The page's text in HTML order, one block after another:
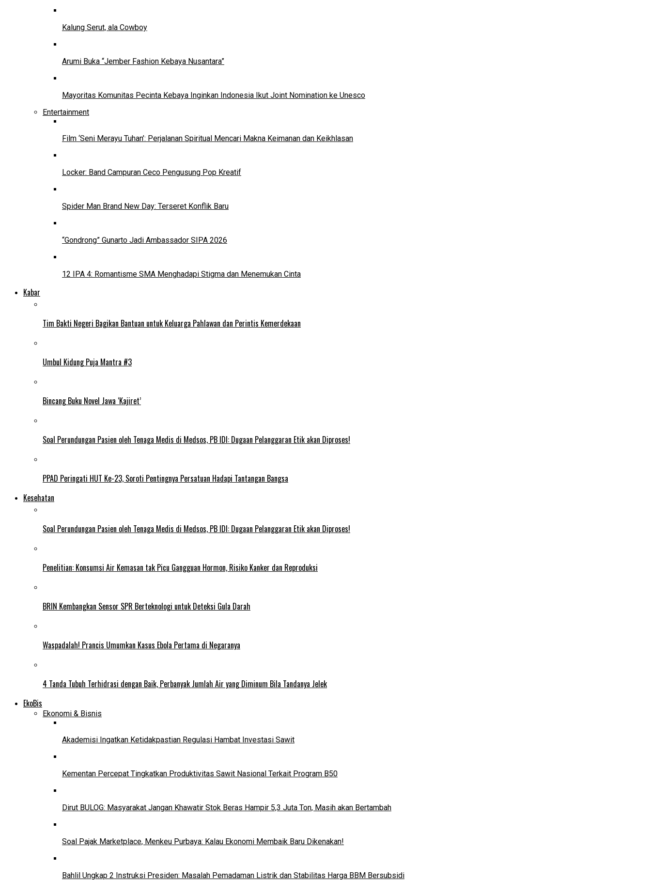
Kalung Serut, ala Cowboy
Arumi Buka “Jember Fashion Kebaya Nusantara”
Mayoritas Komunitas Pecinta Kebaya Inginkan Indonesia Ikut Joint Nomination ke Unesco
Entertainment
Film ‘Seni Merayu Tuhan’: Perjalanan Spiritual Mencari Makna Keimanan dan Keikhlasan
Locker: Band Campuran Ceco Pengusung Pop Kreatif
Spider Man Brand New Day: Terseret Konflik Baru
“Gondrong” Gunarto Jadi Ambassador SIPA 2026
12 IPA 4: Romantisme SMA Menghadapi Stigma dan Menemukan Cinta
Kabar
Tim Bakti Negeri Bagikan Bantuan untuk Keluarga Pahlawan dan Perintis Kemerdekaan
Umbul Kidung Puja Mantra #3
Bincang Buku Novel Jawa ‘Kajiret’
Soal Perundungan Pasien oleh Tenaga Medis di Medsos, PB IDI: Dugaan Pelanggaran Etik akan Diproses!
PPAD Peringati HUT Ke-23, Soroti Pentingnya Persatuan Hadapi Tantangan Bangsa
Kesehatan
Soal Perundungan Pasien oleh Tenaga Medis di Medsos, PB IDI: Dugaan Pelanggaran Etik akan Diproses!
Penelitian: Konsumsi Air Kemasan tak Picu Gangguan Hormon, Risiko Kanker dan Reproduksi
BRIN Kembangkan Sensor SPR Berteknologi untuk Deteksi Gula Darah
Waspadalah! Prancis Umumkan Kasus Ebola Pertama di Negaranya
4 Tanda Tubuh Terhidrasi dengan Baik, Perbanyak Jumlah Air yang Diminum Bila Tandanya Jelek
EkoBis
Ekonomi & Bisnis
Akademisi Ingatkan Ketidakpastian Regulasi Hambat Investasi Sawit
Kementan Percepat Tingkatkan Produktivitas Sawit Nasional Terkait Program B50
Dirut BULOG: Masyarakat Jangan Khawatir Stok Beras Hampir 5,3 Juta Ton, Masih akan Bertambah
Soal Pajak Marketplace, Menkeu Purbaya: Kalau Ekonomi Membaik Baru Dikenakan!
Bahlil Ungkap 2 Instruksi Presiden: Masalah Pemadaman Listrik dan Stabilitas Harga BBM Bersubsidi